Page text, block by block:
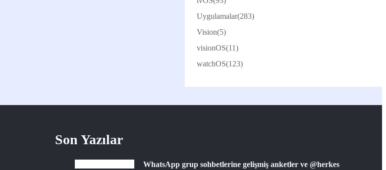
Uygulamalar(283)
Vision(5)
visionOS(11)
watchOS(123)
Son Yazılar
WhatsApp grup sohbetlerine gelişmiş anketler ve @herkes